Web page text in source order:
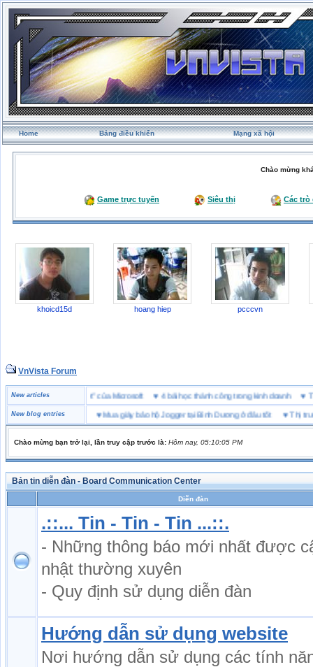
Home Bảng điều khiển Mạng xã hội
Chào mừng
Game trực tuyến Siêu thị Các trò
khoicd15d hoang hiep pcccvn
VnVista Forum
New articles
♥Một số câu hỏi phỏng vấn “đặc biệt” của Microsoft♥4 bài học thành công trong
New blog entries
2026♥Mua giày bảo hộ Jogger tại Bình Dương ở đâu tốt♥Thị trường giày bảo
Chào mừng bạn trở lại, lần truy cập trước là: Hôm nay, 05:10:05 PM
Bản tin diễn đàn - Board Communication Center
Diễn đàn
.::... Tin - Tin - Tin ...::.
- Những thông báo mới nhất được
nhật thường xuyên
- Quy định sử dụng diễn đàn
Hướng dẫn sử dụng website
Nơi hướng dẫn sử dụng các tính